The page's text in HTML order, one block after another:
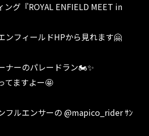
ング『ROYAL ENFIELD MEET in
ンフィールドHPから見れます🤗
ナーのパレードラン🏍️✨
てますよー🤩
フルエンサーの @mapico_rider ｻﾝ